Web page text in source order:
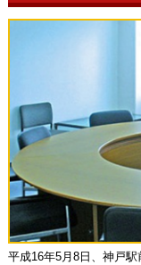
平成16年5月8日、神戸駅